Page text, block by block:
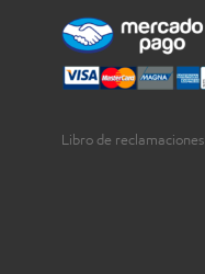
Libro de reclamaciones